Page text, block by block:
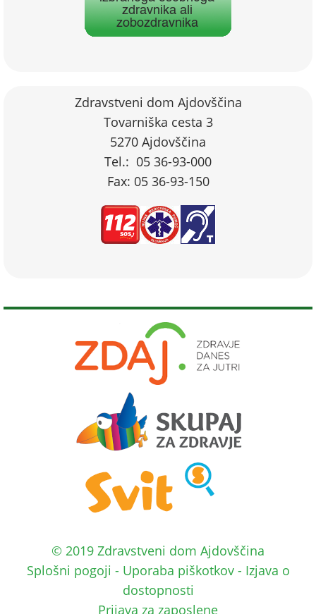
Zdravstveni dom Ajdovščina
Tovarniška cesta 3
5270 Ajdovščina
Tel.: 05 36-93-000
Fax: 05 36-93-150
© 2019 Zdravstveni dom Ajdovščina
Splošni pogoji - Uporaba piškotkov- Izjava o
dostopnosti
Prijava za zaposlene